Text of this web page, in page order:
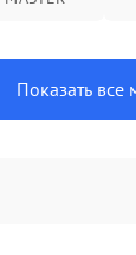
Показать все